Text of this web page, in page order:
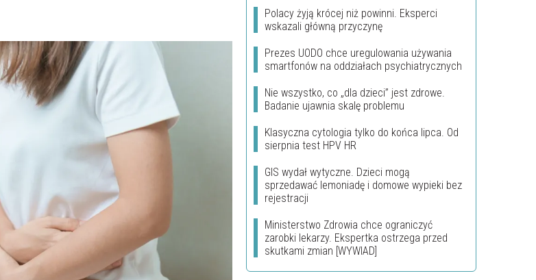
Polacy żyją krócej niż powinni. Eksperci
wskazali główną przyczynę
Prezes UODO chce uregulowania używania
smartfonów na oddziałach psychiatrycznych
Nie wszystko, co „dla dzieci” jest zdrowe.
Badanie ujawnia skalę problemu
Klasyczna cytologia tylko do końca lipca. Od
sierpnia test HPV HR
GIS wydał wytyczne. Dzieci mogą
sprzedawać lemoniadę i domowe wypieki bez
rejestracji
Ministerstwo Zdrowia chce ograniczyć
zarobki lekarzy. Ekspertka ostrzega przed
skutkami zmian [WYWIAD]